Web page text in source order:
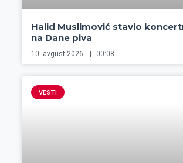
Halid Muslimović stavio
na Dane piva
10. avgust 2026. 00:08
VESTI